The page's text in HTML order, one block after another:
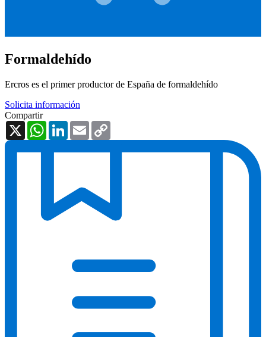
Formaldehído
Ercros es el primer productor de España de formaldehído
Solicita información
Compartir
X
WhatsAppLinkedInEmail